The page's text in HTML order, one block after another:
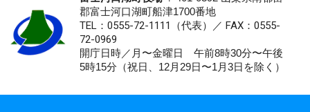
郡富士河口湖町船津1700番地
TEL：0555-72-1111 （代表）／ FAX：0555-
72-0969
開庁日時／月〜金曜日 午前8時30分〜午後
5時15分（祝日、12月29日〜1月3日を除く）